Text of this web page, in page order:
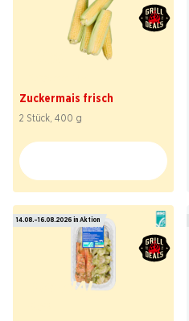
Zuckermais frisch
2 Stück, 400 g
14.08.–16.08.2026 in Aktion
SPECIAL